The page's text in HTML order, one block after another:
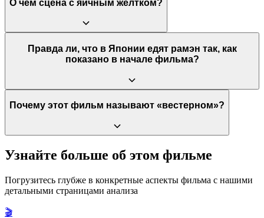
способность расцвести даже в суровых условиях
придорожной закусочной.
О чем сцена с яичным желтком?
Это самая известная эротическая сцена в истории
кулинарного кино, исследующая границы между
крайнего доверия и физической близости.
Правда ли, что в Японии едят рамэн так, как
показано в начале фильма?
Сцена со старым мастером — это тонкая сатира Итами на
«глубокого смысла» даже в обычной уличной еде.
Почему этот фильм называют «вестерном»?
Из-за главного героя Горо, который носит ковбойскую шляпу,
ездит на мощном грузовике (аналог коня) и помогает вдове
Узнайте больше об этом фильме
Погрузитесь глубже в конкретные аспекты фильма с нашими
детальными страницами анализа
🎬